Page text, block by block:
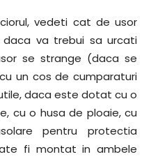
vedeti cat de usor
va trebui sa urcati
se strange (daca se
un cos de cumparaturi
daca este dotat cu o
cu o husa de ploaie, cu
pentru protectia
fi montat in ambele